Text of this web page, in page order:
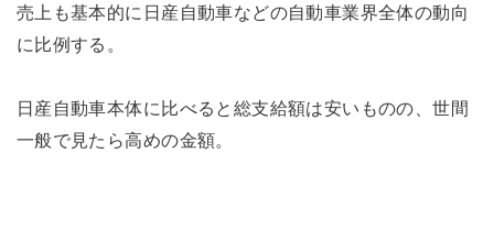
売上も基本的に日産自動車などの自動車業界全体の動向
に比例する。
日産自動車本体に比べると総支給額は安いものの、世間
一般で見たら高めの金額。